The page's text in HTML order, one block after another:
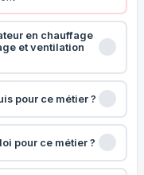
en chauffage
et ventilation
pour ce métier ?
pour ce métier ?